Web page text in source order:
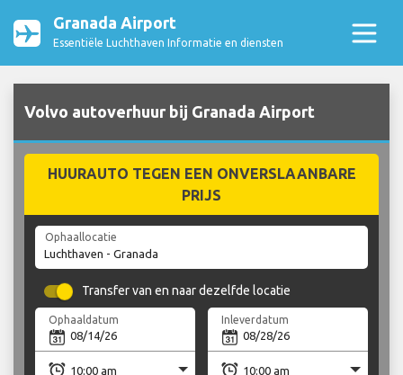
Granada Airport
Essentiële Luchthaven Informatie en diensten
Volvo autoverhuur bij Granada Airport
HUURAUTO TEGEN EEN ONVERSLAANBARE
PRIJS
Ophaallocatie
Transfer van en naar dezelfde locatie
Ophaaldatum Inleverdatum